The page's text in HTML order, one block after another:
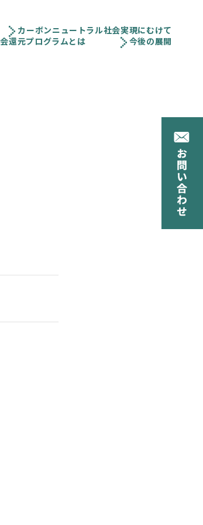
カーボンニュートラル社会実現にむけて
還元プログラムとは
今後の展開